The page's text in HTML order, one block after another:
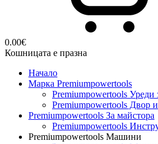
0.00€
Кошницата е празна
Начало
Марка Premiumpowertools
Premiumpowertools Уреди
Premiumpowertools Двор
Premiumpowertools За майстора
Premiumpowertools
Premiumpowertools Машини